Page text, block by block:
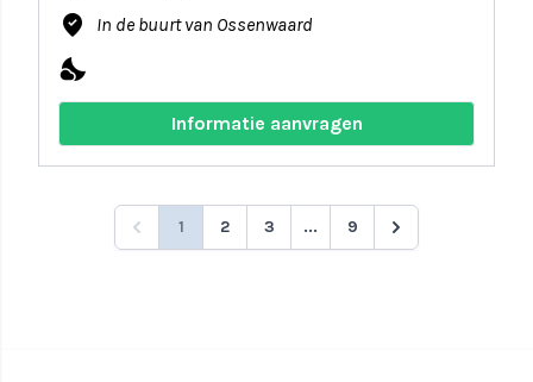
where_to_vote In de buurt van Ossenwaard
nights_stay
Informatie aanvragen
1 2 3 ... 9